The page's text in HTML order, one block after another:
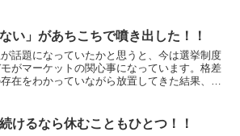
い」があちこちで噴き出した！！
話題になっていたかと思うと、今は選挙制度
がマーケットの関心事になっています。格差
在をわかっていながら放置してきた結果、
けるなら休むこともひとつ！！